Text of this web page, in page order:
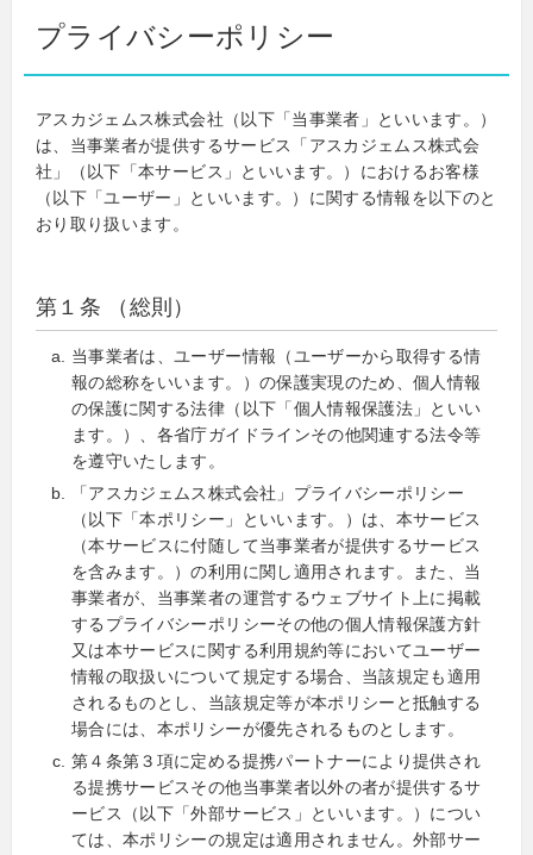
プライバシーポリシー
アスカジェムス株式会社（以下「当事業者」といいます。）
は、当事業者が提供するサービス「アスカジェムス株式会
社」（以下「本サービス」といいます。）におけるお客様
（以下「ユーザー」といいます。）に関する情報を以下のと
おり取り扱います。
第１条 （総則）
当事業者は、ユーザー情報（ユーザーから取得する情
報の総称をいいます。）の保護実現のため、個人情報
の保護に関する法律（以下「個人情報保護法」といい
ます。）、各省庁ガイドラインその他関連する法令等
を遵守いたします。
「アスカジェムス株式会社」プライバシーポリシー
（以下「本ポリシー」といいます。）は、本サービス
（本サービスに付随して当事業者が提供するサービス
を含みます。）の利用に関し適用されます。また、当
事業者が、当事業者の運営するウェブサイト上に掲載
するプライバシーポリシーその他の個人情報保護方針
又は本サービスに関する利用規約等においてユーザー
情報の取扱いについて規定する場合、当該規定も適用
されるものとし、当該規定等が本ポリシーと抵触する
場合には、本ポリシーが優先されるものとします。
第４条第３項に定める提携パートナーにより提供され
る提携サービスその他当事業者以外の者が提供するサ
ービス（以下「外部サービス」といいます。）につい
ては、本ポリシーの規定は適用されません。外部サー